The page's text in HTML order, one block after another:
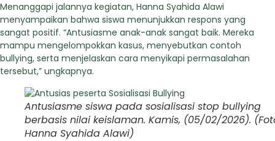
Menanggapi jalannya kegiatan, Hanna Syahida Alawi
menyampaikan bahwa siswa menunjukkan respons yang
sangat positif. “Antusiasme anak-anak sangat baik. Mereka
mampu mengelompokkan kasus, menyebutkan contoh
bullying, serta menjelaskan cara menyikapi permasalahan
tersebut,” ungkapnya.
Antusiasme siswa pada sosialisasi stop bullying
berbasis nilai keislaman. Kamis, (05/02/2026).
Hanna Syahida Alawi)